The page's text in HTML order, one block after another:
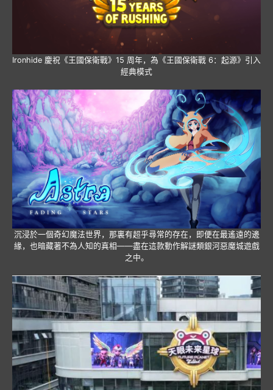
Ironhide 慶祝《王國保衛戰》15 周年，為《王國保衛戰 6：起源》引入
經典模式
沉浸於一個奇幻魔法世界，那裏有超乎尋常的存在，即便在最遙遠的邊
緣，也暗藏著不為人知的真相——盡在這款動作解謎類銀河惡魔城遊戲
之中。